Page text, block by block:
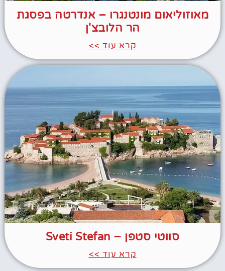
מאוזוליאום מונטנגרו – אנדרטה בפסגת
הר הלובצ'ן
קרא עוד >>
סווטי סטפן – Sveti Stefan
קרא עוד >>